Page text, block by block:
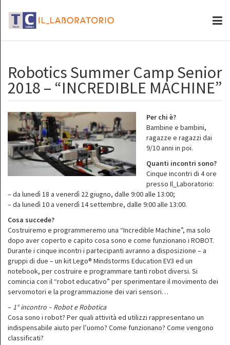
Robotics Summer Camp Senior
2018 – “INCREDIBLE MACHINE”
Per chi è?
Bambine e bambini,
ragazze e ragazzi dai
9/10 anni in poi.
Quanti incontri sono?
Cinque incontri di 4 ore
presso Il_Laboratorio:
– da lunedì 18 a venerdì 22 giugno, dalle 9:00 alle 13:00;
– da lunedì 10 a venerdì 14 settembre, dalle 9:00 alle 13:00.
Cosa succede?
Costruiremo e programmeremo una “Incredible Machine”, ma solo
dopo aver coperto e capito cosa sono e come funzionano i ROBOT.
Durante i cinque incontri i partecipanti avranno a disposizione – a
gruppi di due – un kit Lego® Mindstorms Education EV3 ed un
notebook, per costruire e programmare tanti robot diversi. Si
comincia con il “robot educativo” per sperimentare il movimento dei
servomotori e la programmazione dei vari sensori…
– 1° incontro – Robot e Robotica
Cosa sono i robot? Per quali attività ed utilizzi rappresentano un
indispensabile aiuto per l’uomo? Come funzionano? Come vengono
classificati?